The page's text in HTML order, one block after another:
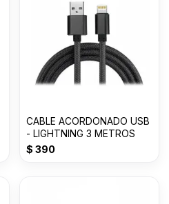
CABLE ACORDONADO USB
- LIGHTNING 3 METROS
$ 390